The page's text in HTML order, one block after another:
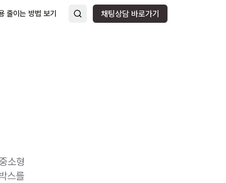
줄이는 방법 보기 채팅상담 바로가기
소형
스를